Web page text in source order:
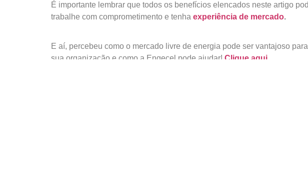
É importante lembrar que todos os benefícios elencados neste artigo
trabalhe com comprometimento e tenha experiência de mercado.
E aí, percebeu como o mercado livre de energia pode ser vantajoso
sua organização e como a Engecel pode ajudar! Clique aqui